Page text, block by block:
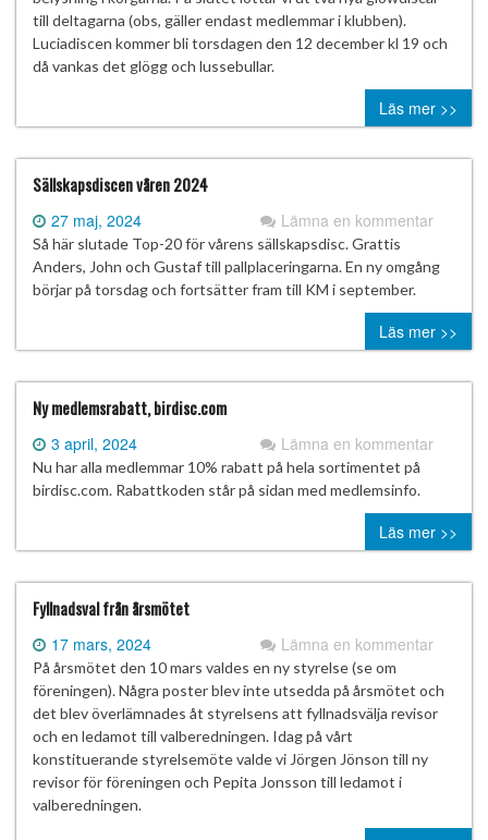
till deltagarna (obs, gäller endast medlemmar i klubben).
Luciadiscen kommer bli torsdagen den 12 december kl 19 och
då vankas det glögg och lussebullar.
Läs mer >>
Sällskapsdiscen våren 2024
27 maj, 2024 Lämna en kommentar
Så här slutade Top-20 för vårens sällskapsdisc. Grattis
Anders, John och Gustaf till pallplaceringarna. En ny omgång
börjar på torsdag och fortsätter fram till KM i september.
Läs mer >>
Ny medlemsrabatt, birdisc.com
3 april, 2024 Lämna en kommentar
Nu har alla medlemmar 10% rabatt på hela sortimentet på
birdisc.com. Rabattkoden står på sidan med medlemsinfo.
Läs mer >>
Fyllnadsval från årsmötet
17 mars, 2024 Lämna en kommentar
På årsmötet den 10 mars valdes en ny styrelse (se om
föreningen). Några poster blev inte utsedda på årsmötet och
det blev överlämnades åt styrelsens att fyllnadsvälja revisor
och en ledamot till valberedningen. Idag på vårt
konstituerande styrelsemöte valde vi Jörgen Jönson till ny
revisor för föreningen och Pepita Jonsson till ledamot i
valberedningen.